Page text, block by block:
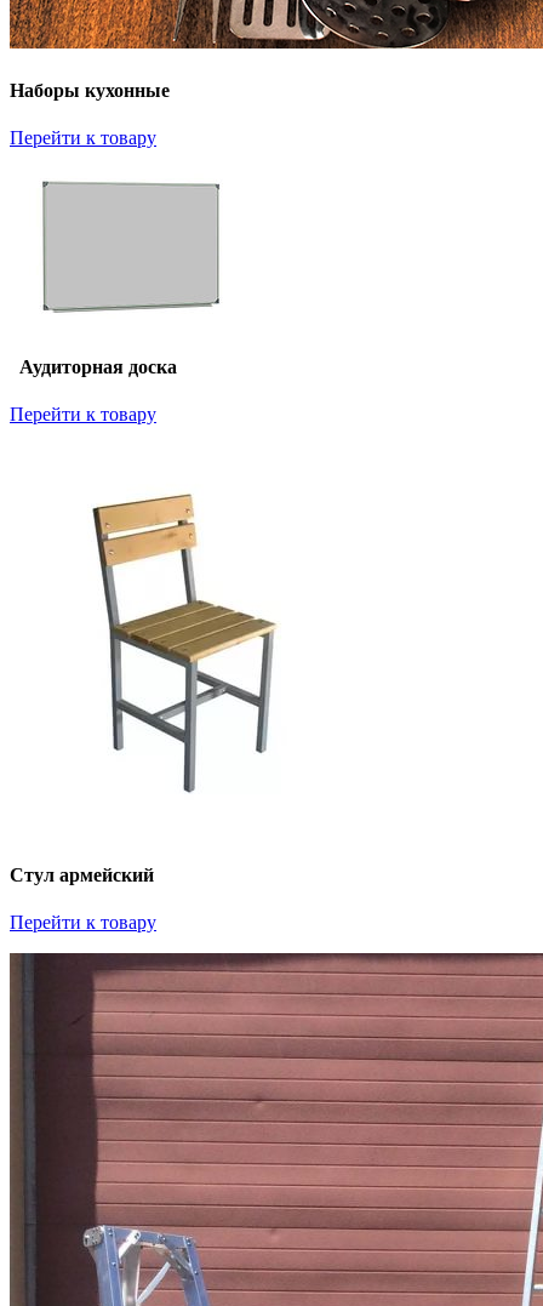
Наборы кухонные
Перейти к товару
Аудиторная доска
Перейти к товару
Стул армейский
Перейти к товару